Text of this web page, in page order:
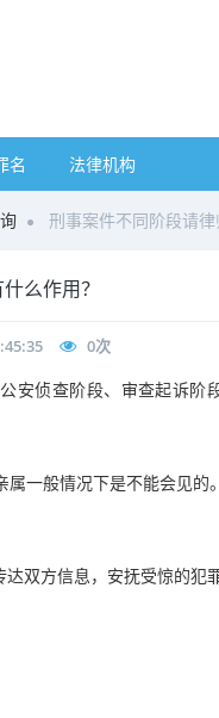
名 法律机构
刑事案件不同阶段请律
么作用？
0次
安侦查阶段、审查起诉阶
一般情况下是不能会见的。
双方信息，安抚受惊的犯